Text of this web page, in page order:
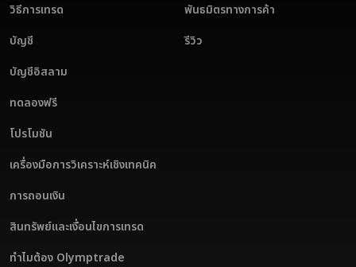
วิธีการเทรด
บัญชี
บัญชีอิสลาม
ทดลองฟรี
โปรโมชัน
เครื่องมือการวิเคราะห์เชิงเทคนิค
การถอนเงิน
สินทรัพย์และเงื่อนไขการเทรด
ทำไมต้อง Olymptrade
พันธมิตรทางการค้า
รีวิว